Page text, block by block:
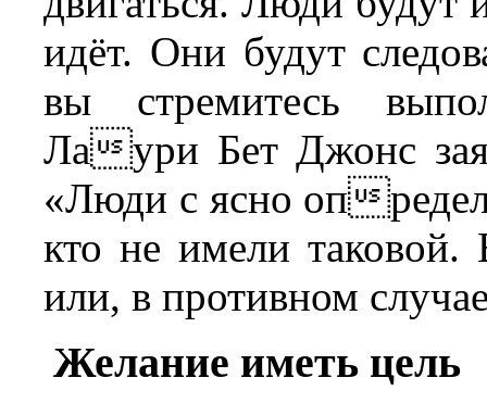
идёт. Они будут
вы стремитесь
Лаури Бет Джонс
«Люди с ясно оп
кто не имели
или, в противном
Желание иметь цель